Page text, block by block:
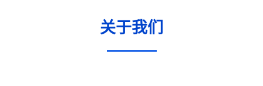
关于我们